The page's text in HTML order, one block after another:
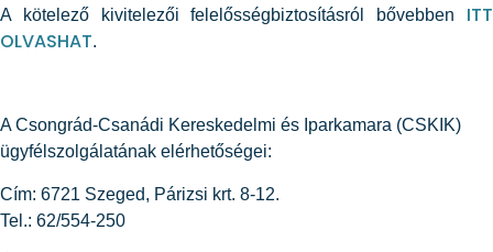
A kötelező kivitelezői felelősségbiztosításról bővebben ITT
OLVASHAT.
A Csongrád-Csanádi Kereskedelmi és Iparkamara (CSKIK)
ügyfélszolgálatának elérhetőségei:
Cím: 6721 Szeged, Párizsi krt. 8-12.
Tel.: 62/554-250